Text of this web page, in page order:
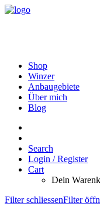
Shop
Winzer
Anbaugebiete
Über mich
Blog
Search
Login / Register
Cart
Dein
Filter schliessenFilter